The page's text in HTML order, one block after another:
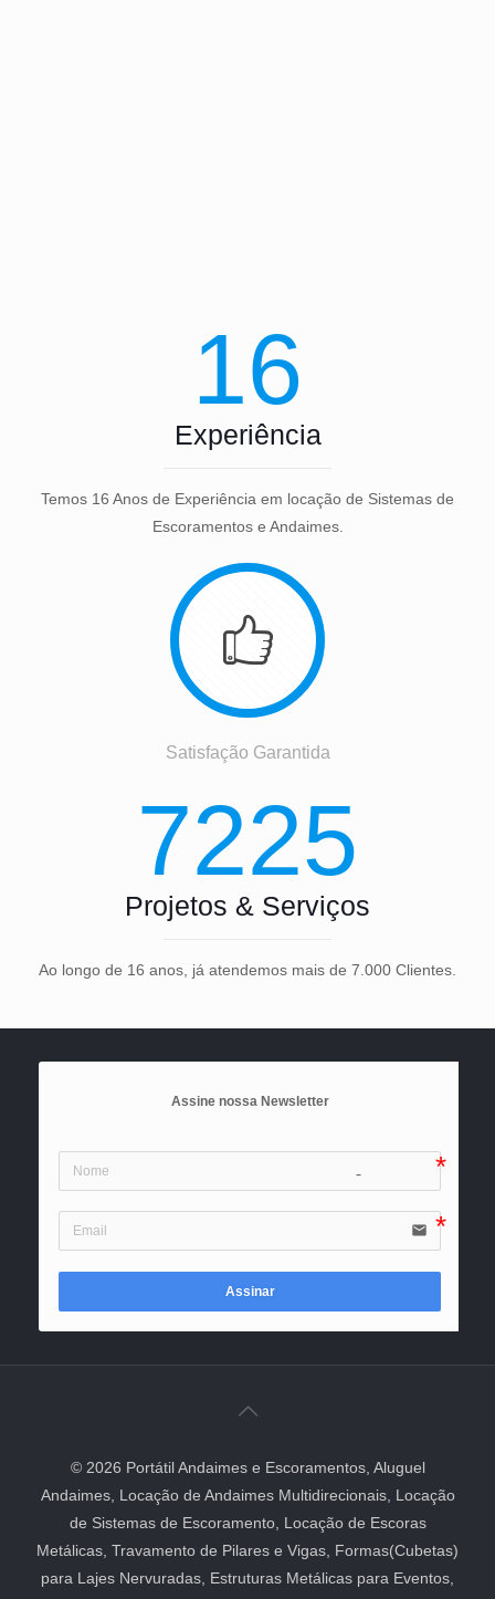
16
Experiência
Temos 16 Anos de Experiência em locação de Sistemas de
Escoramentos e Andaimes.
Satisfação Garantida
7225
Projetos & Serviços
Ao longo de 16 anos, já atendemos mais de 7.000 Clientes.
Assine nossa Newsletter
email
Assinar
© 2026 Portátil Andaimes e Escoramentos, Aluguel
Andaimes, Locação de Andaimes Multidirecionais, Locação
de Sistemas de Escoramento, Locação de Escoras
Metálicas, Travamento de Pilares e Vigas, Formas(Cubetas)
para Lajes Nervuradas, Estruturas Metálicas para Eventos,